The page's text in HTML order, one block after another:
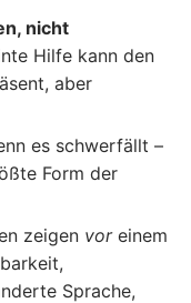
nicht
Hilfe kann den
aber
es schwerfällt –
Form der
zeigen voreinem
Sprache,